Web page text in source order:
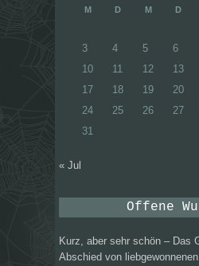
M D M D
3
4 5 6
10
11 12 13
17
18 19 20
24
25 26 27
31
« Jul
Offene
Kurz, aber sehr schön – Das
Abschied von